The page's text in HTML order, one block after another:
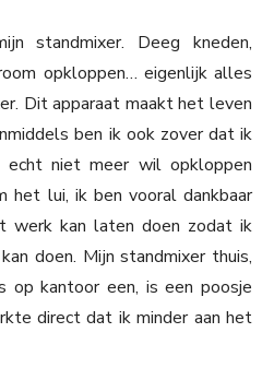
standmixer. Deeg kneden,
opkloppen… eigenlijk alles
Dit apparaat maakt het leven
ben ik ook zover dat ik
niet meer wil opkloppen
het lui, ik ben vooral dankbaar
werk kan laten doen zodat ik
doen. Mijn standmixer thuis,
kantoor een, is een poosje
direct dat ik minder aan het